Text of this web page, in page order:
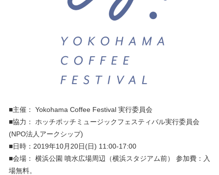
■主催： Yokohama Coffee Festival 実行委員会
■協力： ホッチポッチミュージックフェスティバル実行委員会
(NPO法人アークシップ)
■日時：2019年10月20日(日) 11:00-17:00
■会場： 横浜公園 噴水広場周辺（横浜スタジアム前） 参加費：入
場無料。